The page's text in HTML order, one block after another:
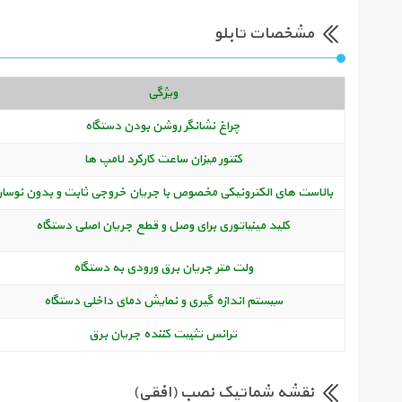
مشخصات تابلو
ویژگی
چراغ نشانگر روشن بودن دستگاه
کنتور میزان ساعت کارکرد لامپ ها
بالاست های الکترونیکی مخصوص با جریان خروجی ثابت و بدون
کلید مینیاتوری برای وصل و قطع جریان اصلی دستگاه
ولت متر جریان برق ورودی به دستگاه
سیستم اندازه گیری و نمایش دمای داخلی دستگاه
ترانس تثبیت کننده جریان برق
نقشه شماتیک نصب (افقی)